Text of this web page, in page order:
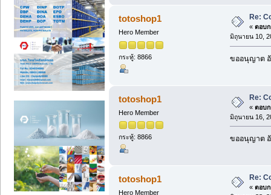
totoshop1
Hero Member
กระทู้: 8866
Re:
« ตอบก
มิถุนายน 10,
ขออนุญาต
totoshop1
Hero Member
กระทู้: 8866
Re:
« ตอบก
มิถุนายน 16,
ขออนุญาต
totoshop1
Hero Member
Re:
« ตอบก